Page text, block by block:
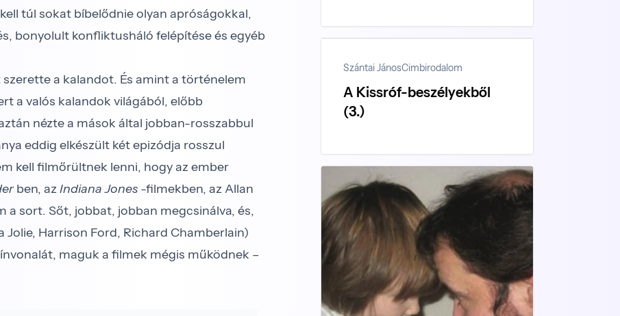
túl sokat bíbelődnie olyan apróságokkal,
bonyolult konf­liktusháló felépítése és egyéb
a kalandot. És amint a történelem
a valós kalandok világából, előbb
nézte a mások által jobban-rosszabbul
eddig elkészült két epi­zódja rosszul
kell filmőrültnek lenni, hogy az ember
ben, az Indiana Jones -filmekben, az Allan
sort. Sőt, jobbat, jobban megcsinálva, és,
Harrison Ford, Richard Chamberlain)
maguk a filmek mégis működnek –
Szántai JánosCimbirodalom
A Kissróf-beszélyekből
(3.)